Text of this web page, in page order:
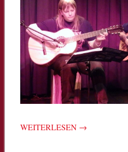
WEITERLESEN →